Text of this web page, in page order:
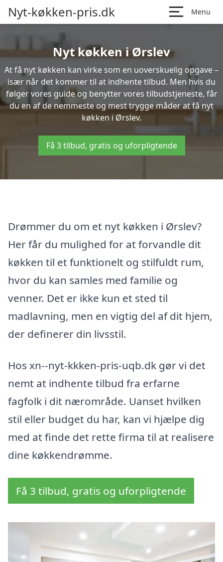
Nyt-køkken-pris.dk Menu
Nyt køkken i Ørslev
At få nyt køkken kan virke som en uoverskuelig opgave –
især når det kommer til at indhente tilbud. Men hvis du
følger vores guide og benytter vores tilbudstjeneste, får
du en af de nemmeste og mest trygge måder at få nyt
køkken i Ørslev.
Få 3 tilbud, gratis og uforpligtende
Drømmer du om et nyt køkken i Ørslev?
Her får du mulighed for at forvandle dit
køkken til et funktionelt og stilfuldt rum,
hvor du kan samles med familie og
venner. Det er ikke kun et sted til
madlavning, men en vigtig del af dit hjem,
der definerer din livsstil.
Hos xn--nyt-kkken-pris-uqb.dk gør vi det
nemt at indhente tilbud fra erfarne
fagfolk i dit nærområde. Uanset hvilken
stil eller budget du har, kan vi hjælpe dig
med at finde det rette firma til at realisere
dine køkkendrømme.
Få 3 tilbud, gratis og uforpligtende